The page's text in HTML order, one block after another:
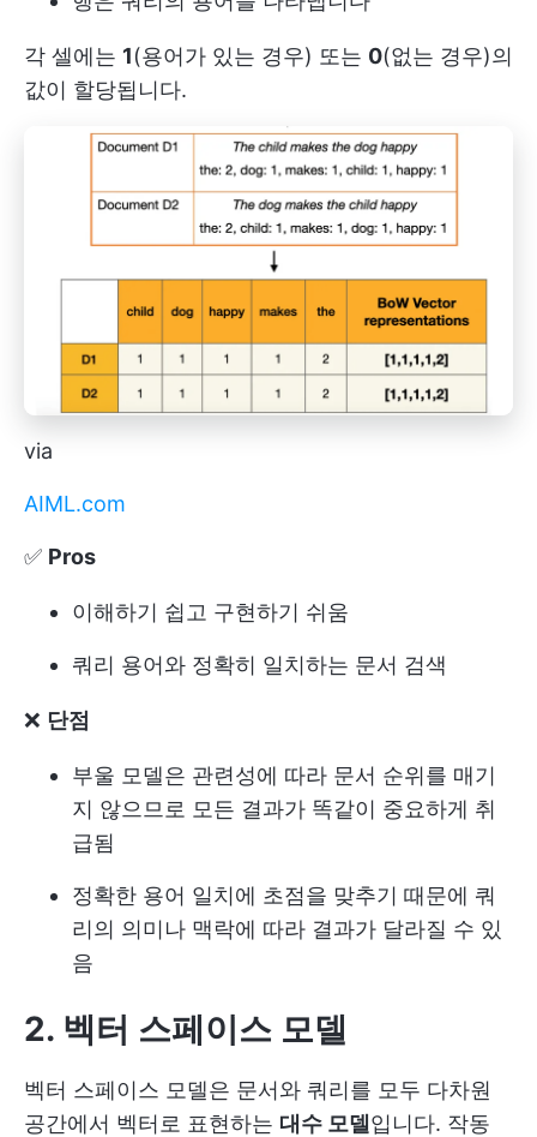
각 셀에는 1(용어가 있는 경우) 또는 0(없는 경우)의
값이 할당됩니다.
via
AIML.com
✅ Pros
이해하기 쉽고 구현하기 쉬움
쿼리 용어와 정확히 일치하는 문서 검색
❌ 단점
부울 모델은 관련성에 따라 문서 순위를 매기
지 않으므로 모든 결과가 똑같이 중요하게 취
급됨
정확한 용어 일치에 초점을 맞추기 때문에 쿼
리의 의미나 맥락에 따라 결과가 달라질 수 있
음
2. 벡터 스페이스 모델
벡터 스페이스 모델은 문서와 쿼리를 모두 다차원
공간에서 벡터로 표현하는 대수 모델입니다. 작동